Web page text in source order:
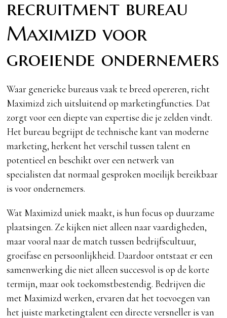
recruitment bureau
Maximizd voor
groeiende ondernemers
Waar generieke bureaus vaak te breed opereren, richt
Maximizd zich uitsluitend op marketingfuncties. Dat
zorgt voor een diepte van expertise die je zelden vindt.
Het bureau begrijpt de technische kant van moderne
marketing, herkent het verschil tussen talent en
potentieel en beschikt over een netwerk van
specialisten dat normaal gesproken moeilijk bereikbaar
is voor ondernemers.
Wat Maximizd uniek maakt, is hun focus op duurzame
plaatsingen. Ze kijken niet alleen naar vaardigheden,
maar vooral naar de match tussen bedrijfscultuur,
groeifase en persoonlijkheid. Daardoor ontstaat er een
samenwerking die niet alleen succesvol is op de korte
termijn, maar ook toekomstbestendig. Bedrijven die
met Maximizd werken, ervaren dat het toevoegen van
het juiste marketingtalent een directe versneller is van